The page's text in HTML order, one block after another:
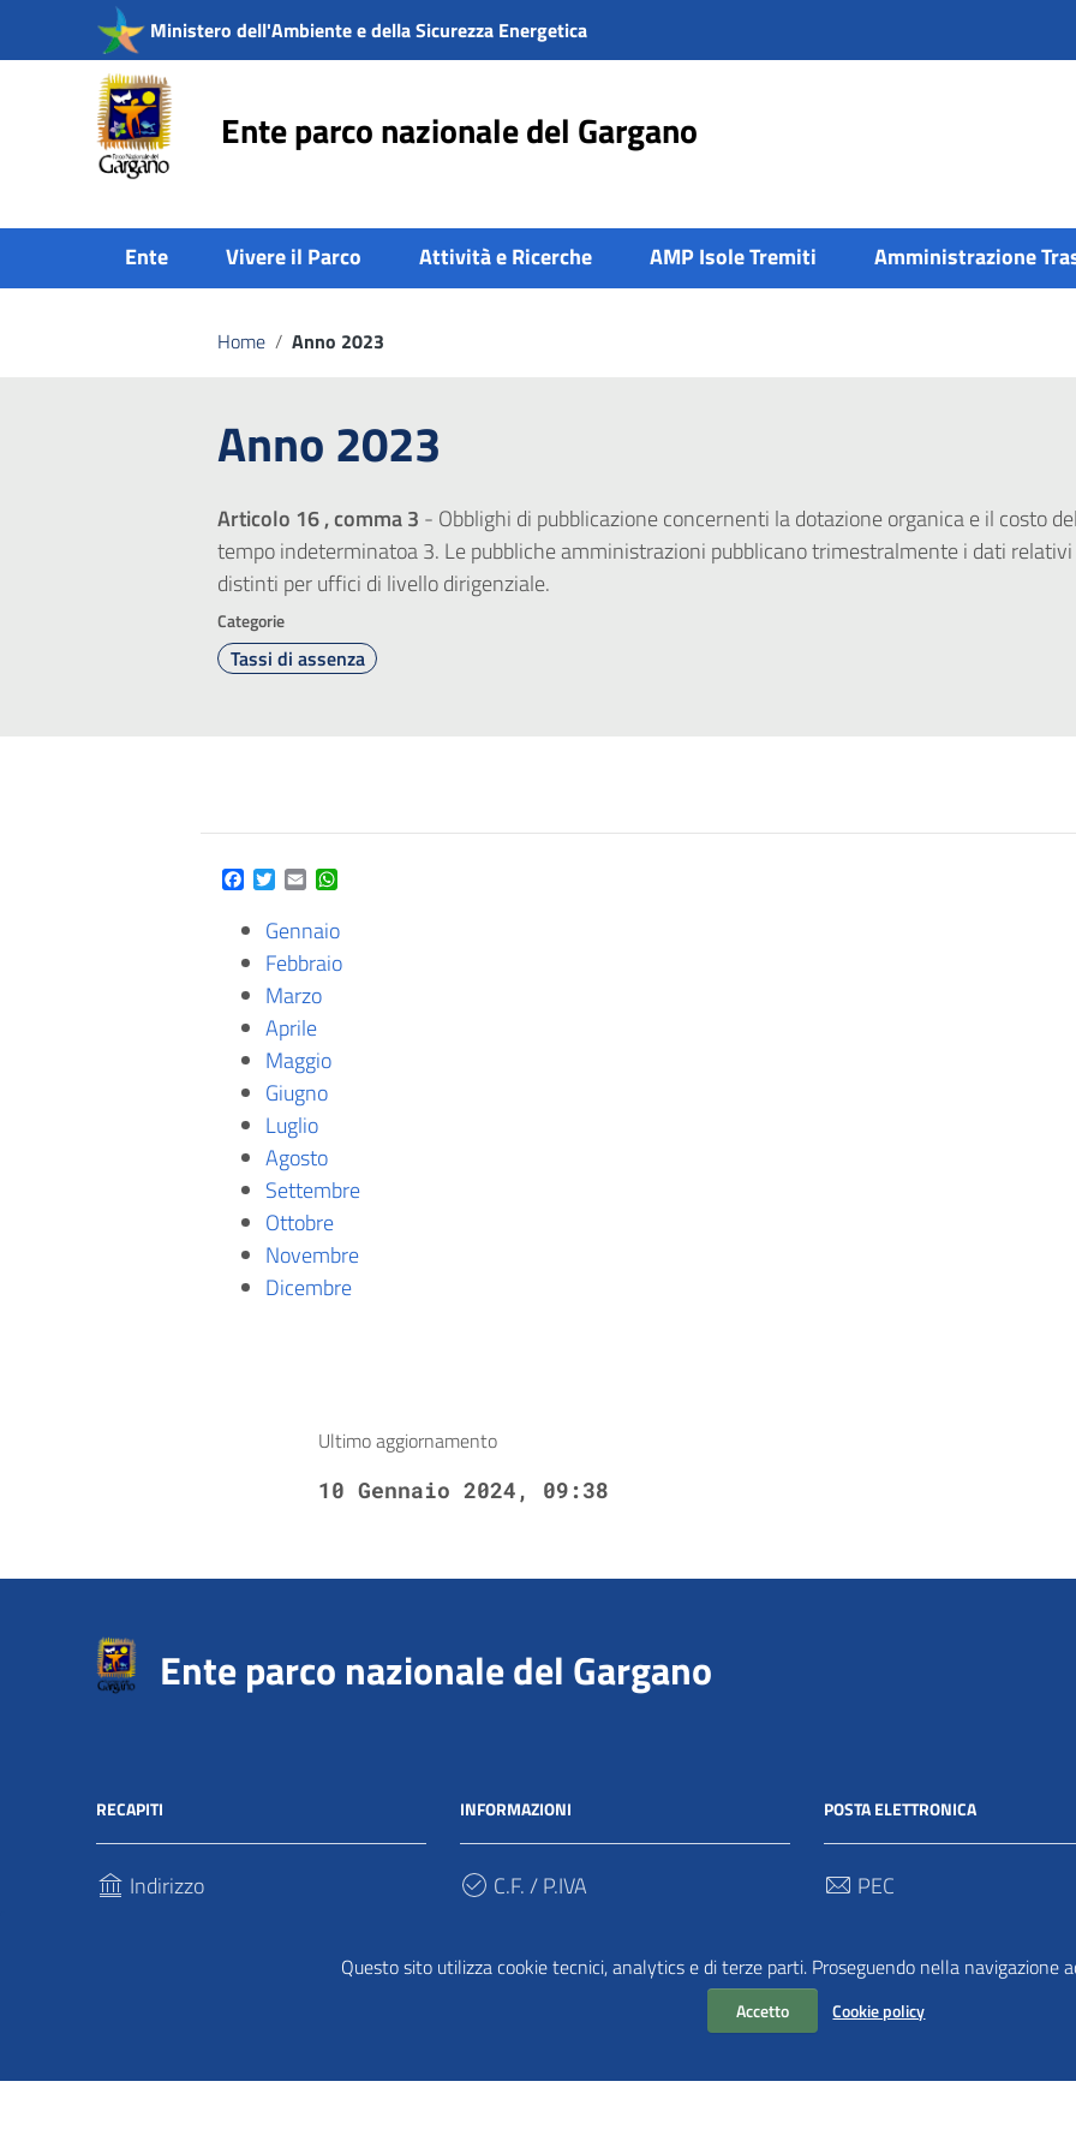
Questo sito utilizza cookie tecnici, analytics e di terze parti. Proseguendo nella navigazione
Accetto Cookie policy
Vai ai contenuti
Vai al menu di navigazione
Vai al footer
Ministero dell'Ambiente e della Sicurezza Energetica
Ente parco nazionale del Gargano
Ente Vivere il Parco Attività e Ricerche AMP Isole Tremiti Amministrazione
Home / Anno 2023
Anno 2023
Articolo 16 , comma 3 - Obblighi di pubblicazione concernenti la dotazione organica e il costo
tempo indeterminatoa 3. Le pubbliche amministrazioni pubblicano trimestralmente i dati
distinti per uffici di livello dirigenziale.
Categorie
Tassi di assenza
Facebook
Twitter
Email
Gennaio
Febbraio
Marzo
Aprile
Maggio
Giugno
Luglio
Agosto
Settembre
Ottobre
Novembre
Dicembre
Ultimo aggiornamento
10 Gennaio 2024, 09:38
Ente parco nazionale del Gargano
RECAPITI
Indirizzo
71037, Monte Sant'Angelo (Fg)
INFORMAZIONI
C.F. / P.IVA
Cod. Univoco
POSTA ELETTRONICA
PEC
TRASPARENZA